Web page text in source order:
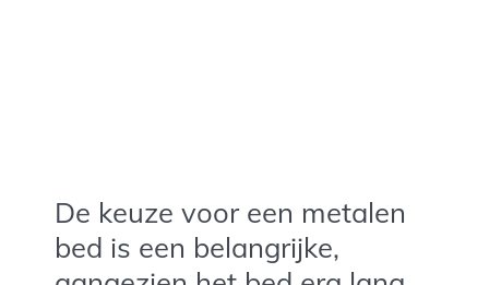
De keuze voor een metalen
bed is een belangrijke,